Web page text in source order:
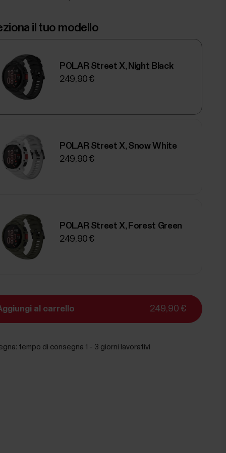
il tuo modello
POLAR Street X, Night Black
249,90 €
POLAR Street X, Snow White
249,90 €
POLAR Street X, Forest Green
249,90 €
al carrello 249,90 €
tempo di consegna 1 - 3 giorni lavorativi